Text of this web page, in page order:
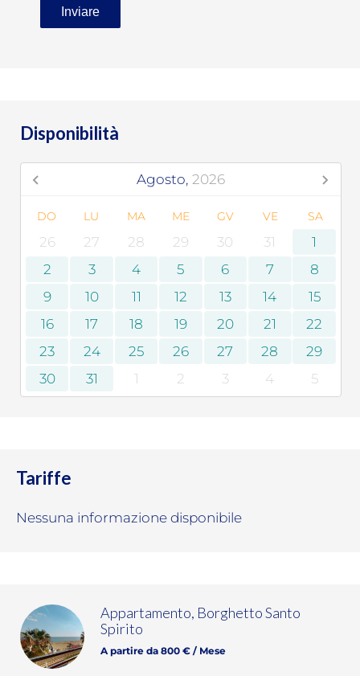
Inviare
Disponibilità
Agosto, 2026
DO LU MA ME GV VE SA
26 27 28 29 30 31
1
2
3 4 5 6 7
8
9
10 11 12 13 14
15
16
17 18 19 20 21
22
23
24 25 26 27 28
29
30
31 1 2 3 4 5
Tariffe
Nessuna informazione disponibile
Appartamento, Borghetto Santo
Spirito
A partire da 800 € / Mese